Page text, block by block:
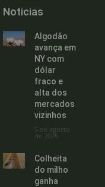
Noticias
Algodão
avança em
NY com
dólar
fraco e
alta dos
mercados
vizinhos
5 de agosto
de 2026
Colheita
do milho
ganha